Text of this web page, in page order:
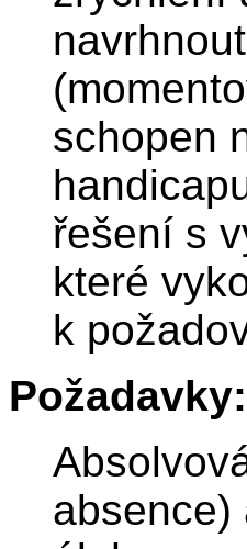
schopen
řešení s
které
k
Požadavky:
absence)